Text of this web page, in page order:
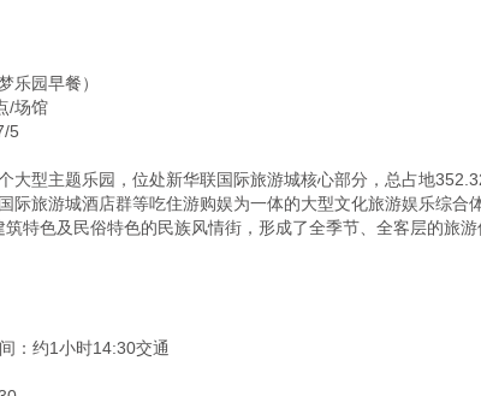
乐园早餐）
/场馆
5
大型主题乐园，位处新华联国际旅游城核心部分，总占地
际旅游城酒店群等吃住游购娱为一体的大型文化旅游娱乐综
特色及民俗特色的民族风情街，形成了全季节、全客层的旅
：约1小时14:30交通